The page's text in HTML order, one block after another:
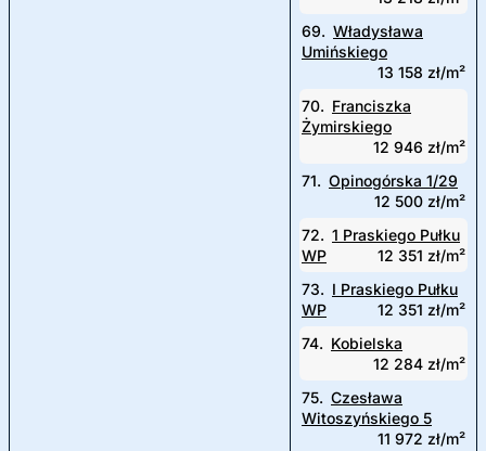
69. Władysława
Umińskiego
13 158 zł/m²
70. Franciszka
Żymirskiego
12 946 zł/m²
71. Opinogórska 1/29
12 500 zł/m²
72. 1 Praskiego Pułku
WP
12 351 zł/m²
73. I Praskiego Pułku
WP
12 351 zł/m²
74. Kobielska
12 284 zł/m²
75. Czesława
Witoszyńskiego 5
11 972 zł/m²